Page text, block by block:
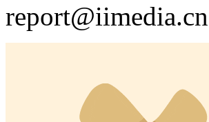
report@iimedia.cn